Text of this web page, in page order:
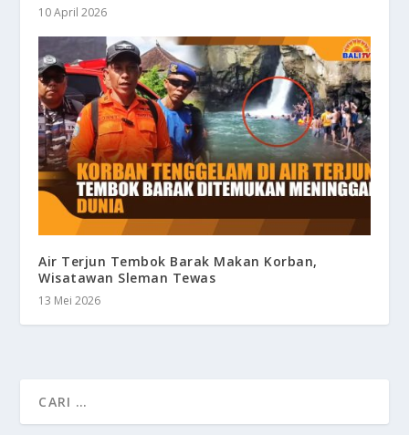
10 April 2026
Air Terjun Tembok Barak Makan Korban,
Wisatawan Sleman Tewas
13 Mei 2026